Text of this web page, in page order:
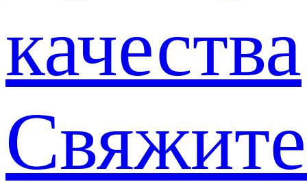
качества